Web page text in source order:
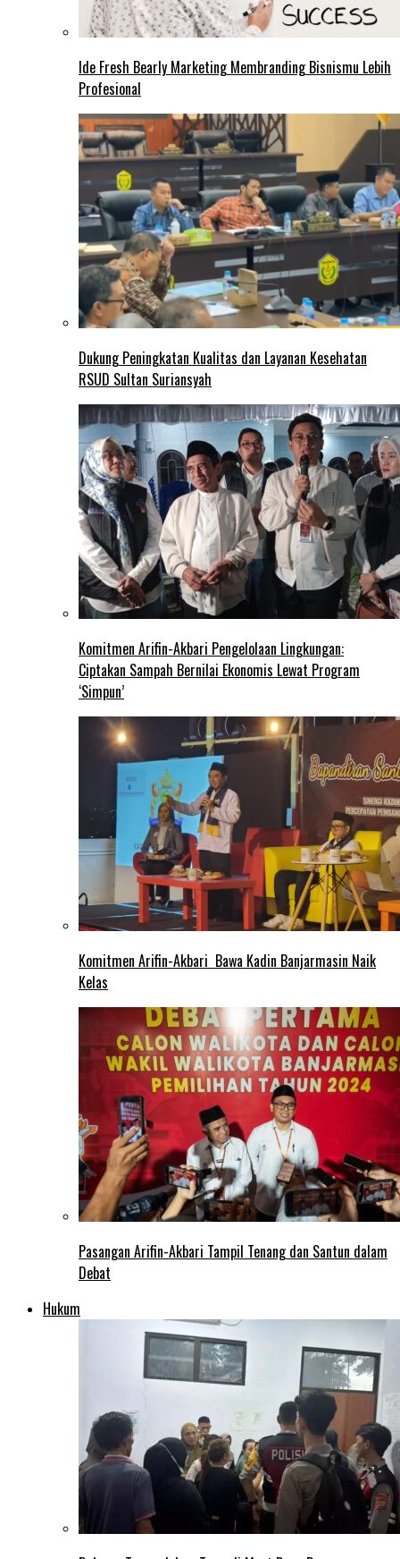
Ide Fresh Bearly Marketing Membranding Bisnismu Lebih
Profesional
Dukung Peningkatan Kualitas dan Layanan Kesehatan
RSUD Sultan Suriansyah
Komitmen Arifin-Akbari Pengelolaan Lingkungan:
Ciptakan Sampah Bernilai Ekonomis Lewat Program
‘Simpun’
Komitmen Arifin-Akbari Bawa Kadin Banjarmasin Naik
Kelas
Pasangan Arifin-Akbari Tampil Tenang dan Santun dalam
Debat
Hukum